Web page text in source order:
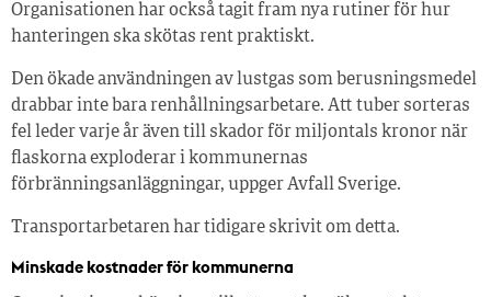
Organisationen har också tagit fram nya rutiner för hur
hanteringen ska skötas rent praktiskt.
Den ökade användningen av lustgas som berusningsmedel
drabbar inte bara renhållningsarbetare. Att tuber sorteras
fel leder varje år även till skador för miljontals kronor när
flaskorna exploderar i kommunernas
förbränningsanläggningar, uppger Avfall Sverige.
Transportarbetaren har tidigare skrivit om detta.
Minskade kostnader för kommunerna